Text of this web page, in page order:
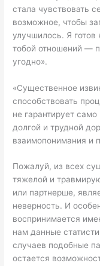
стала чувствовать
возможное, чтобы
улучшилось. Я
тобой отношений —
угодно».
«Существенное
способствовать
не гарантирует
долгой и трудной
взаимопонимания и
Пожалуй, из всех
тяжелой и
или партнерше,
неверность. И
воспринимается
нам данные
случаев подобные
остается